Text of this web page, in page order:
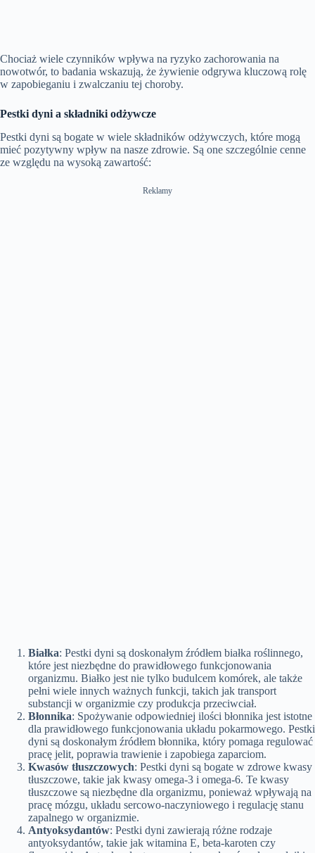
Chociaż wiele czynników wpływa na ryzyko zachorowania na
nowotwór, to badania wskazują, że żywienie odgrywa kluczową rolę
w zapobieganiu i zwalczaniu tej choroby.
Pestki dyni a składniki odżywcze
Pestki dyni są bogate w wiele składników odżywczych, które mogą
mieć pozytywny wpływ na nasze zdrowie. Są one szczególnie cenne
ze względu na wysoką zawartość:
Reklamy
Białka: Pestki dyni są doskonałym źródłem białka roślinnego,
które jest niezbędne do prawidłowego funkcjonowania
organizmu. Białko jest nie tylko budulcem komórek, ale także
pełni wiele innych ważnych funkcji, takich jak transport
substancji w organizmie czy produkcja przeciwciał.
Błonnika: Spożywanie odpowiedniej ilości błonnika jest istotne
dla prawidłowego funkcjonowania układu pokarmowego. Pestki
dyni są doskonałym źródłem błonnika, który pomaga regulować
pracę jelit, poprawia trawienie i zapobiega zaparciom.
Kwasów tłuszczowych: Pestki dyni są bogate w zdrowe kwasy
tłuszczowe, takie jak kwasy omega-3 i omega-6. Te kwasy
tłuszczowe są niezbędne dla organizmu, ponieważ wpływają na
pracę mózgu, układu sercowo-naczyniowego i regulację stanu
zapalnego w organizmie.
Antyoksydantów: Pestki dyni zawierają różne rodzaje
antyoksydantów, takie jak witamina E, beta-karoten czy